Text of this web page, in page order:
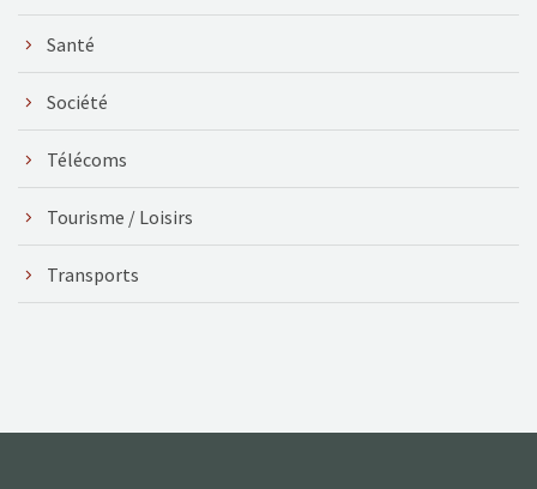
Santé
Société
Télécoms
Tourisme / Loisirs
Transports